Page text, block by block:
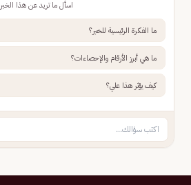
اسأل ما تريد عن هذا الخبر
ما الفكرة الرئيسية للخبر؟
ما هي أبرز الأرقام والإحصاءات؟
كيف يؤثر هذا علي؟